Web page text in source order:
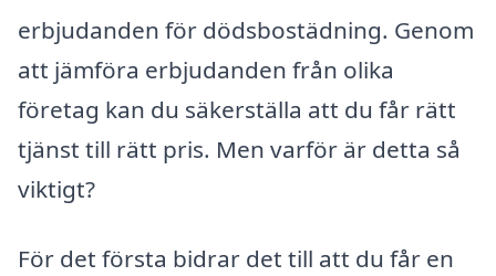
erbjudanden för dödsbostädning. Genom
att jämföra erbjudanden från olika
företag kan du säkerställa att du får rätt
tjänst till rätt pris. Men varför är detta så
viktigt?
För det första bidrar det till att du får en